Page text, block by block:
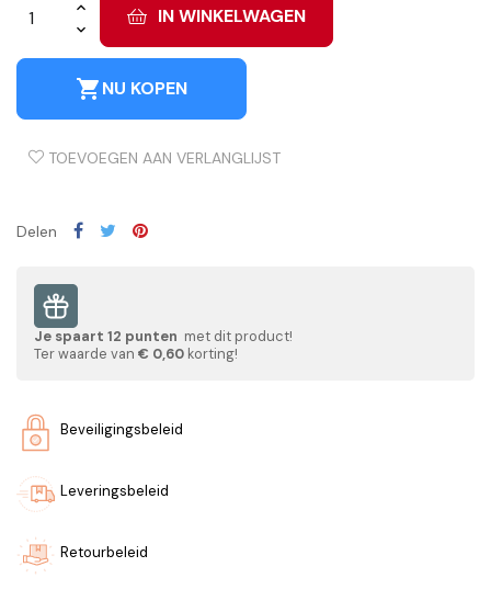
IN WINKELWAGEN
shopping_cartNU KOPEN
TOEVOEGEN AAN VERLANGLIJST
Delen
Je spaart 12 punten met dit product!
Ter waarde van € 0,60 korting!
Beveiligingsbeleid
Leveringsbeleid
Retourbeleid